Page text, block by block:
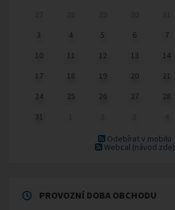
3
4 5 6 7
10
11 12 13 14
17
18 19 20 21
24
25 26 27 28
31
Odebírat v mobilu
Webcal (návod zde)
PROVOZNÍ DOBA OBCHODU